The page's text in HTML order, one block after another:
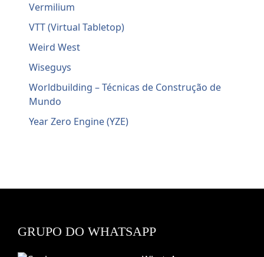
Vermilium
VTT (Virtual Tabletop)
Weird West
Wiseguys
Worldbuilding – Técnicas de Construção de
Mundo
Year Zero Engine (YZE)
GRUPO DO WHATSAPP